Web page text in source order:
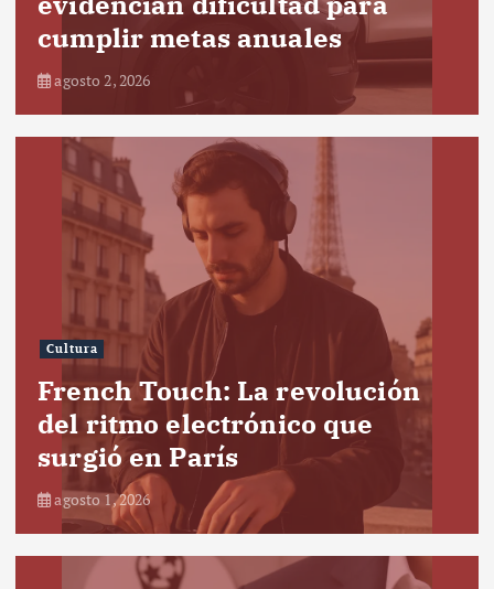
cumplir metas anuales
agosto 2, 2026
Cultura
French Touch: La revolución
del ritmo electrónico que
surgió en París
agosto 1, 2026